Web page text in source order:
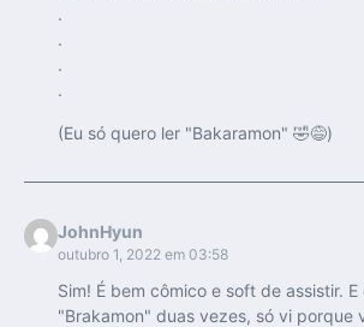
.
.
.
.
(Eu só quero ler "Bakaramon" 🤣😅)
JohnHyun
outubro 1, 2022 em 03:58
Sim! É bem cômico e soft de assistir.
"Brakamon" duas vezes, só vi porque